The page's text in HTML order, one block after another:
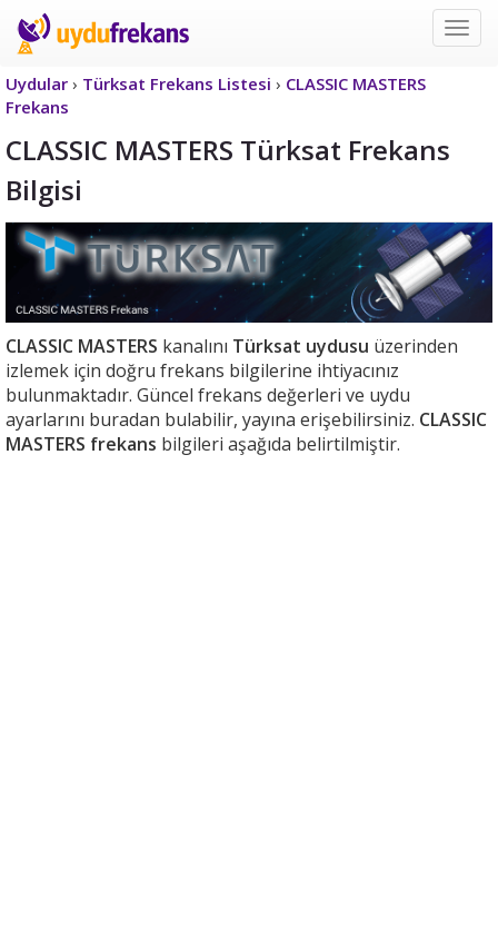
Uydu
Uydular › Türksat Frekans Listesi › CLASSIC MASTERS
Frekans
CLASSIC MASTERS Türksat Frekans
Bilgisi
CLASSIC MASTERS kanalını Türksat uydusu üzerinden
izlemek için doğru frekans bilgilerine ihtiyacınız
bulunmaktadır. Güncel frekans değerleri ve uydu
ayarlarını buradan bulabilir, yayına erişebilirsiniz. CLASSIC
MASTERS frekans bilgileri aşağıda belirtilmiştir.